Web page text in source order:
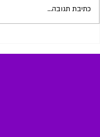
את עצמך באמת
כתיבת תגובה...